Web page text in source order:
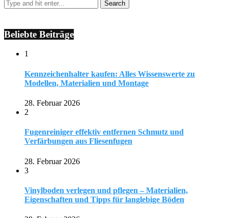
Beliebte Beiträge
1
Kennzeichenhalter kaufen: Alles Wissenswerte zu
Modellen, Materialien und Montage
28. Februar 2026
2
Fugenreiniger effektiv entfernen Schmutz und
Verfärbungen aus Fliesenfugen
28. Februar 2026
3
Vinylboden verlegen und pflegen – Materialien,
Eigenschaften und Tipps für langlebige Böden